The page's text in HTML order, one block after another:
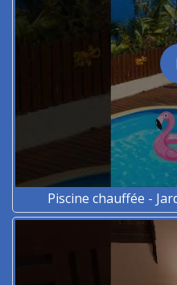
Piscine chauffée -